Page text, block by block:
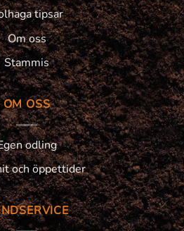
tipsar
Om oss
Stammis
OM OSS
odling
och öppettider